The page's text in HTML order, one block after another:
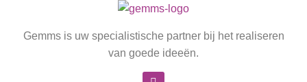
Gemms is uw specialistische partner bij het realiseren
van goede ideeën.